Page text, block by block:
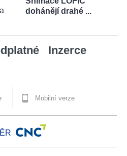
dohánějí drahé ...
Inzerce
Mobilní verze